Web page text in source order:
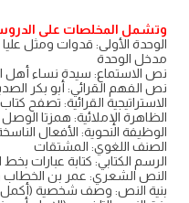
وتشمل المخلصات على الدروس
الوحدة الأولى: قدوات ومثل عليا
مدخل الوحدة
نص الاستماع: سيدة نساء أهل
نص الفهم القرائي: أبو بكر
الاستراتيجية القرائية: تصفح
الظاهرة الإملائية: همزتا
الوظيفة النحوية: الأفعال
الصنف اللغوي: المشتقات
الرسم الكتابي: كتابة عبارات بخط
النص الشعري: عمر بن
بنية النص: وصف شخصية (أكمل